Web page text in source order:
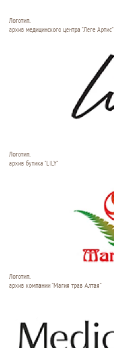
Логотип.
архив медицинского центра "Леге Артис"
Логотип.
архив бутика "LILY"
Логотип.
архив компании "Магия трав Алтая"